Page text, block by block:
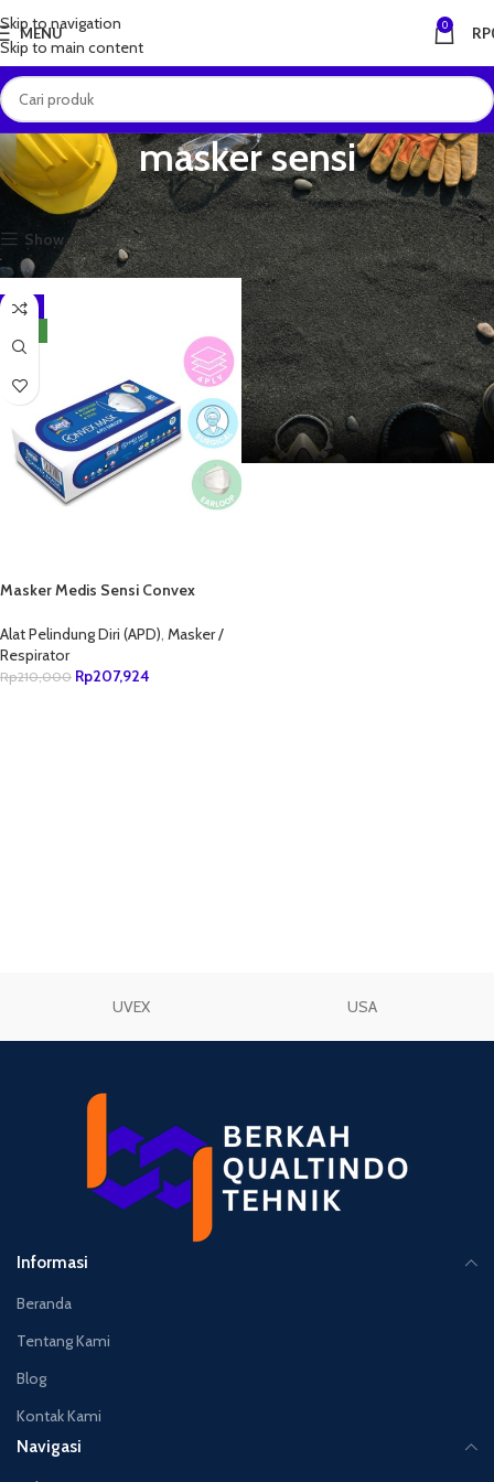
Skip to navigation
Skip to main content
MENU 0 RP
masker sensi
Beranda Produk dengan tag “masker sensi” Menampilkan hasil tunggal
Show sidebar
-1%
Masker Medis Sensi Convex
Alat Pelindung Diri (APD) Masker /
Respirator
Rp210,000 Rp207,924
UVEX USA
Informasi
Beranda
Tentang Kami
Blog
Kontak Kami
Navigasi